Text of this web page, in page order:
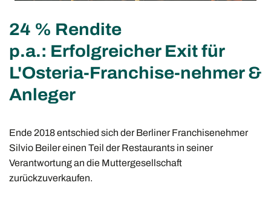
24 % Rendite
p.a.: Erfolgreicher Exit für
L'Osteria-Franchise-nehmer &
Anleger
Ende 2018 entschied sich der Berliner Franchisenehmer
Silvio Beiler einen Teil der Restaurants in seiner
Verantwortung an die Muttergesellschaft
zurückzuverkaufen.